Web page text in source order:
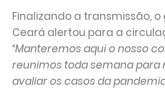
Finalizando a transmissão,
Ceará alertou para a
“Manteremos aqui o nosso
reunimos toda semana para
avaliar os casos da